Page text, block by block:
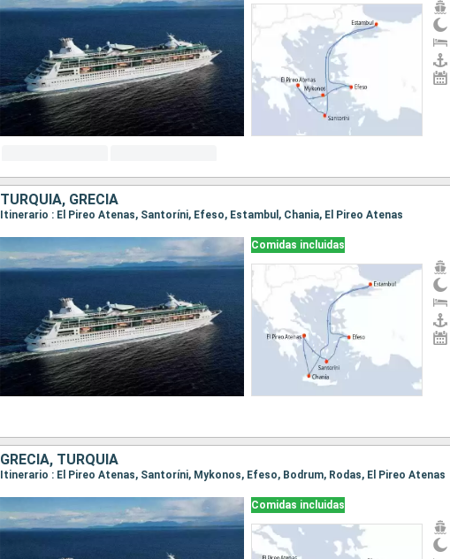
TURQUÍA, GRECIA
Itinerario : El Pireo Atenas, Santoríni, Efeso, Estambul, Chania, El Pireo Atenas
Comidas incluidas
GRECIA, TURQUÍA
Itinerario : El Pireo Atenas, Santoríni, Mykonos, Efeso, Bodrum, Rodas, El Pireo Atenas
Comidas incluidas